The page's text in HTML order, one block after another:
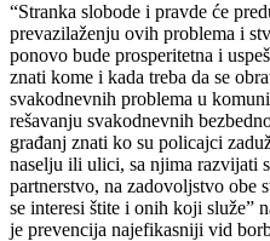
“Stranka slobode i pravde će
prevazilaženju ovih problema i
ponovo bude prosperitetna i
znati kome i kada treba da se
svakodnevnih problema u
rešavanju svakodnevnih
građanj znati ko su policajci
naselju ili ulici, sa njima razvijati
partnerstvo, na zadovoljstvo obe
se interesi štite i onih koji služe”
je prevencija najefikasniji vid